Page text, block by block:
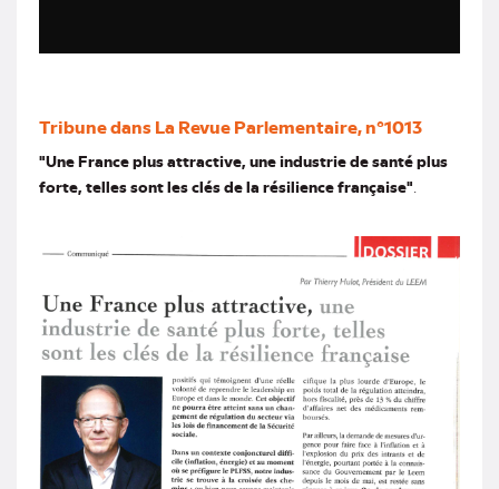
Tribune dans La Revue Parlementaire, n°1013
"Une France plus attractive, une industrie de santé plus
forte, telles sont les clés de la résilience française"